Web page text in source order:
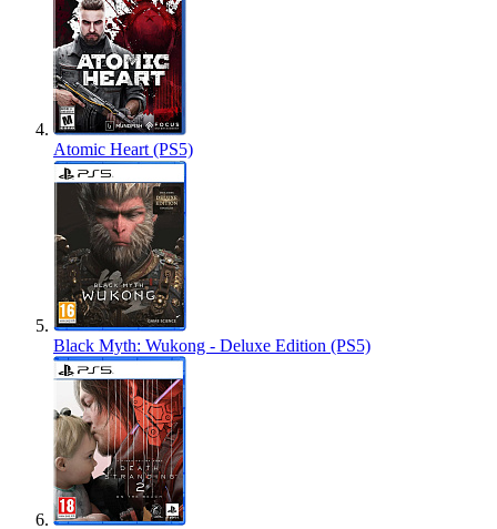
Atomic Heart (PS5)
Black Myth: Wukong - Deluxe Edition (PS5)